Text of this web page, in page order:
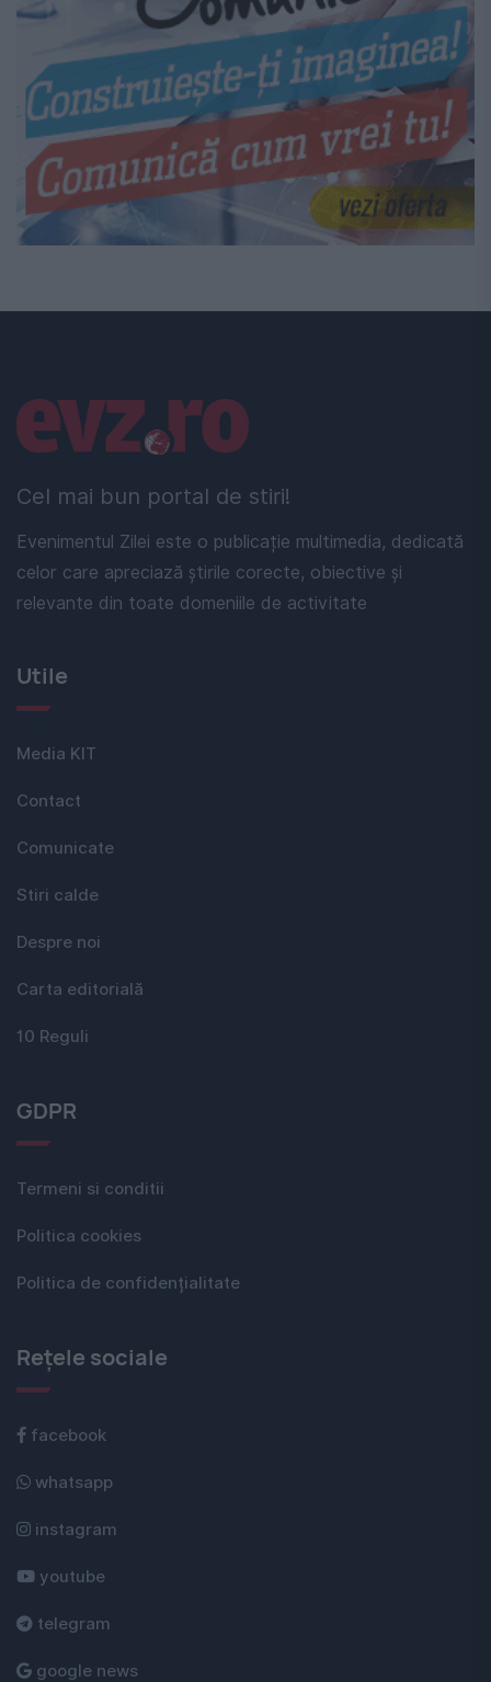
Cel mai bun portal de stiri!
Evenimentul Zilei este o publicație multimedia, dedicată
celor care apreciază știrile corecte, obiective și
relevante din toate domeniile de activitate
Linkuri utile
Utile
Media KIT
Contact
Comunicate
Stiri calde
Despre noi
Carta editorială
10 Reguli
GDPR
Termeni si conditii
Politica cookies
Politica de confidențialitate
Rețele sociale
facebook
whatsapp
instagram
youtube
telegram
google news